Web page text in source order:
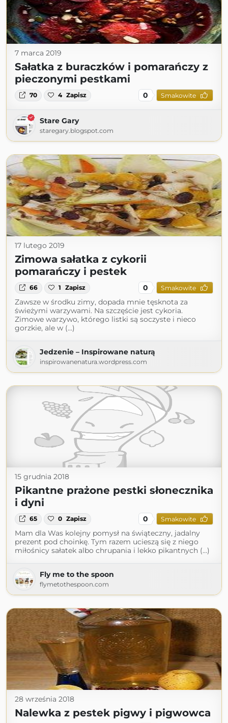
7 marca 2019
Sałatka z buraczków i pomarańczy z
pieczonymi pestkami
70 4 Zapisz 0 Smakowite
Stare Gary
staregary.blogspot.com
17 lutego 2019
Zimowa sałatka z cykorii
pomarańczy i pestek
66 1 Zapisz 0 Smakowite
Zawsze w środku zimy, dopada mnie tęsknota za
świeżymi warzywami. Na szczęście jest cykoria.
Zimowe warzywo, którego listki są soczyste i nieco
gorzkie, ale w (...)
Jedzenie – Inspirowane naturą
inspirowanenatura.wordpress.com
15 grudnia 2018
Pikantne prażone pestki słonecznika
i dyni
65 0 Zapisz 0 Smakowite
Mam dla Was kolejny pomysł na świąteczny, jadalny
prezent pod choinkę. Tym razem ucieszą się z niego
miłośnicy sałatek albo chrupania i lekko pikantnych (...)
Fly me to the spoon
flymetothespoon.com
28 września 2018
Nalewka z pestek pigwy i pigwowca